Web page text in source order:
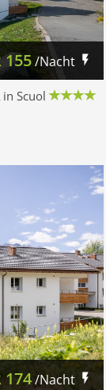
155/Nacht
Scuol
174/Nacht